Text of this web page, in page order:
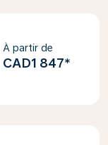
À partir de
CAD1 847*